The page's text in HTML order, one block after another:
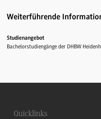
Weiterführende
Studienangebot
Bachelorstudiengänge der DHBW
Quicklinks